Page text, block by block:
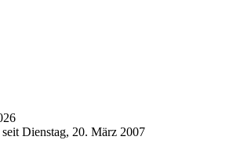
Dienstag, 20. März 2007